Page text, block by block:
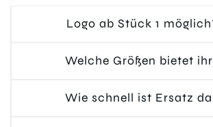
Logo ab Stück 1
Welche Größen bietet
Wie schnell ist Ersatz